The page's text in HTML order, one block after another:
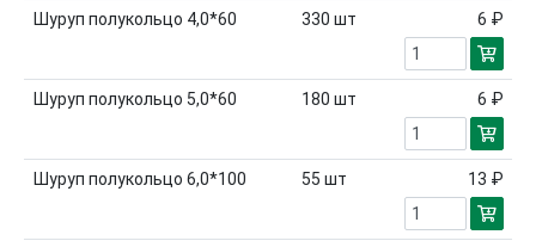
Шуруп полукольцо 4,0*60 330 шт 6 ₽
Шуруп полукольцо 5,0*60 180 шт 6 ₽
Шуруп полукольцо 6,0*100 55 шт 13 ₽